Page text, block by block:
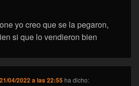
yo creo que se la pegaron,
si que lo vendieron bien
21/04/2022 a las 22:55 ha dicho: